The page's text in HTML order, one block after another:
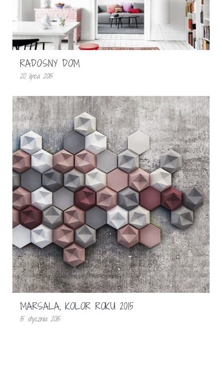
RADOSNY DOM
20 lipca 2015
MARSALA, KOLOR ROKU 2015
15 stycznia 2015